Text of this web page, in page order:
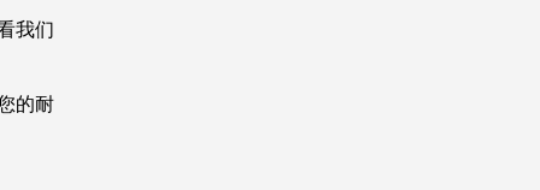
我们
的耐